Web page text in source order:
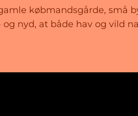
købmandsgårde, små
nyd, at både hav og vild